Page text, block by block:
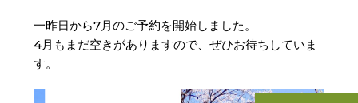
一昨日から7月のご予約を開始しました。
4月もまだ空きがありますので、ぜひお待ちしていま
す。